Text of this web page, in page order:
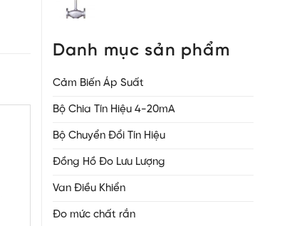
Danh mục sản phẩm
Cảm Biến Áp Suất
Bộ Chia Tín Hiệu 4-20mA
Bộ Chuyển Đổi Tín Hiệu
Đồng Hồ Đo Lưu Lượng
Van Điều Khiển
Đo mức chất rắn